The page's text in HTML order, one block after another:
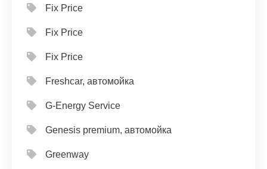
Fix Price
Fix Price
Fix Price
Freshcar, автомойка
G-Energy Service
Genesis premium, автомойка
Greenway